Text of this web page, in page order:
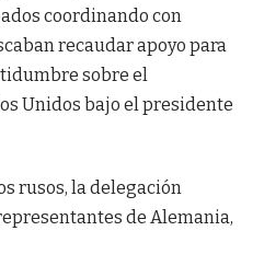
coordinando con
recaudar apoyo para
sobre el
Unidos bajo el presidente
rusos, la delegación
de Alemania,